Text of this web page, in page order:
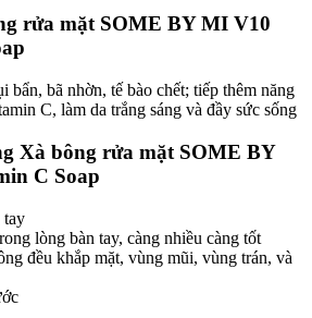
rửa mặt SOME BY MI V10
bẩn, bã nhờn, tế bào chết; tiếp thêm năng
C, làm da trắng sáng và đầy sức sống
Xà bông rửa mặt SOME BY
C Soap
tay
lòng bàn tay, càng nhiều càng tốt
đều khắp mặt, vùng mũi, vùng trán, và